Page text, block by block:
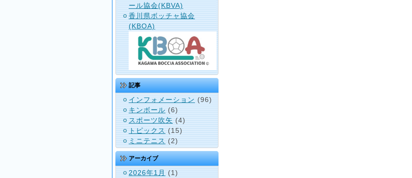
ール協会(KBVA)
香川県ボッチャ協会
(KBOA)
記事
インフォメーション (96)
キンボール (6)
スポーツ吹矢 (4)
トピックス (15)
ミニテニス (2)
アーカイブ
2026年1月
(1)